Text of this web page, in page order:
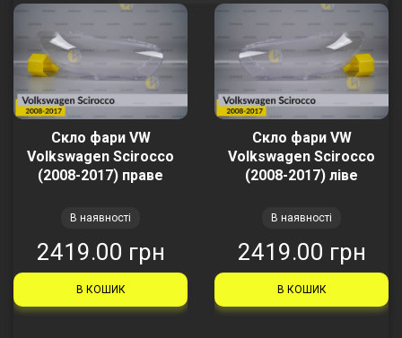
Скло фари VW
Volkswagen Scirocco
(2008-2017) праве
В наявності
2419.00 грн
В КОШИК
Скло фари VW
Volkswagen Scirocco
(2008-2017) ліве
В наявності
2419.00 грн
В КОШИК